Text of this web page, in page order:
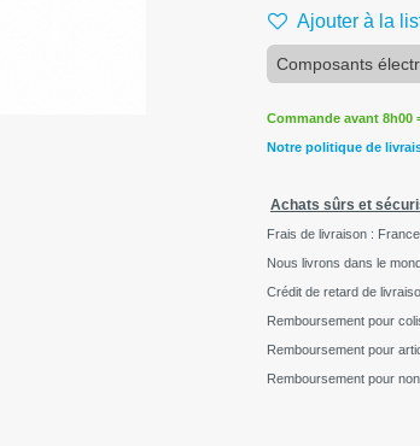
Ajouter à la
Composants
Commande avant 8h00
Notre politique de
Achats sûrs et
Frais de livraison :
Nous livrons dans le
Crédit de retard de
Remboursement pour
Remboursement pour
Remboursement pour